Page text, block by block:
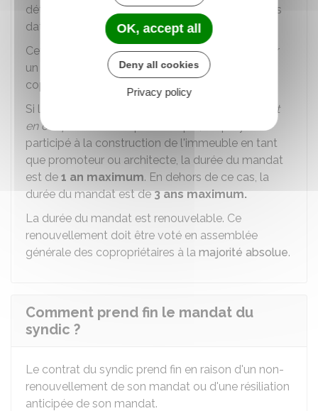
déterminée. Le contrat fixe la durée et précise les
dates calendaires de début et de fin.
Cette durée doit être obligatoirement prévue par
un vote en assemblée générale des
copropriétaires.
Si le syndic ou toute
personne avec laquelle il vit
en couple
participé à la construction de l'immeuble en tant
que promoteur ou architecte, la durée du mandat
est de 1 an maximum. En dehors de ce cas, la
durée du mandat est de3 ans maximum.
La durée du mandat est renouvelable. Ce
renouvellement doit être voté en assemblée
générale des copropriétaires à la majorité absolue.
Comment prend fin le mandat du
syndic ?
Le contrat du syndic prend fin en raison d'un non-
renouvellement de son mandat ou d'une résiliation
anticipée de son mandat.
OK, accept all
Deny all cookies
Privacy policy